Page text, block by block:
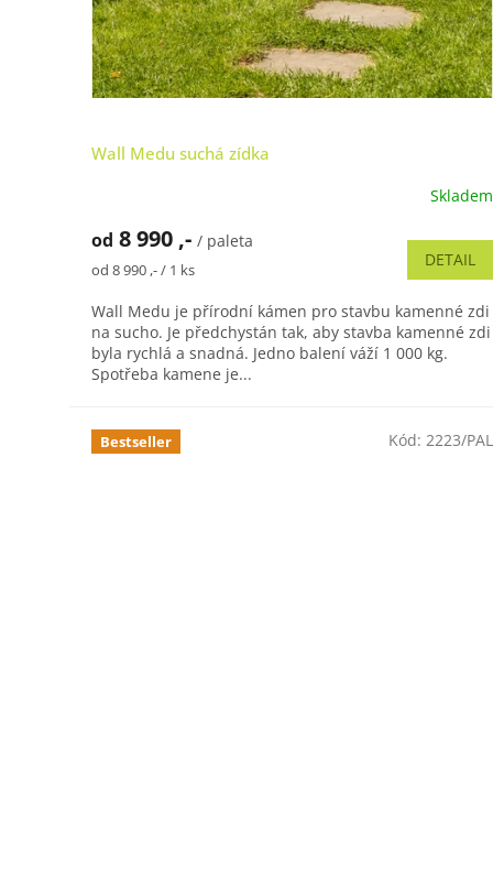
Wall Medu suchá zídka
produktu
4,8
z
5
hvězdiček.
Skladem
od 8 990 ,- / paleta
Měrná
od 8 990 ,- / 1 ks DETAIL
Wall Medu je přírodní kámen pro stavbu kamenné zdi
na sucho. Je předchystán tak, aby stavba kamenné zdi
byla rychlá a snadná. Jedno balení váží 1 000 kg.
Spotřeba kamene je...
Bestseller Kód: 2223/PAL